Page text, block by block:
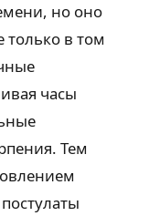
но оно
только в том
часы
Тем